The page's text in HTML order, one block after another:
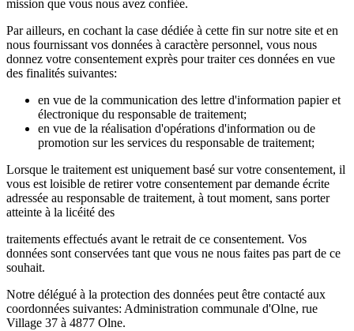
mission que vous nous avez confiée.
Par ailleurs, en cochant la case dédiée à cette fin sur notre site et en
nous fournissant vos données à caractère personnel, vous nous
donnez votre consentement exprès pour traiter ces données en vue
des finalités suivantes:
en vue de la communication des lettre d'information papier et
électronique du responsable de traitement;
en vue de la réalisation d'opérations d'information ou de
promotion sur les services du responsable de traitement;
Lorsque le traitement est uniquement basé sur votre consentement, il
vous est loisible de retirer votre consentement par demande écrite
adressée au responsable de traitement, à tout moment, sans porter
atteinte à la licéité des
traitements effectués avant le retrait de ce consentement. Vos
données sont conservées tant que vous ne nous faites pas part de ce
souhait.
Notre délégué à la protection des données peut être contacté aux
coordonnées suivantes: Administration communale d'Olne, rue
Village 37 à 4877 Olne.